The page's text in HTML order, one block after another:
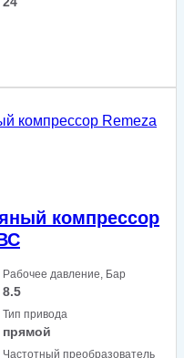
компрессор
Рабочее давление, Бар
8.5
Тип привода
прямой
Частотный преобразователь